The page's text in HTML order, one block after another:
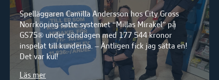
Spelläggaren Camilla Andersson hos City Gross
Norrköping satte systemet “Millas Mirakel” på
GS75® under söndagen med 177 544 kronor
inspelat till kunderna. – Äntligen fick jag sätta en!
Det var kul!
Läs mer